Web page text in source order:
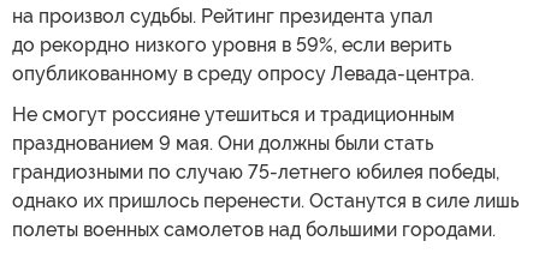
на произвол судьбы. Рейтинг президента упал
до рекордно низкого уровня в 59%, если верить
опубликованному в среду опросу Левада-центра.
Не смогут россияне утешиться и традиционным
празднованием 9 мая. Они должны были стать
грандиозными по случаю 75-летнего юбилея победы,
однако их пришлось перенести. Останутся в силе лишь
полеты военных самолетов над большими городами.